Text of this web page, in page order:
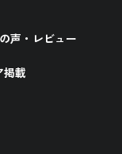
声・レビュー
掲載